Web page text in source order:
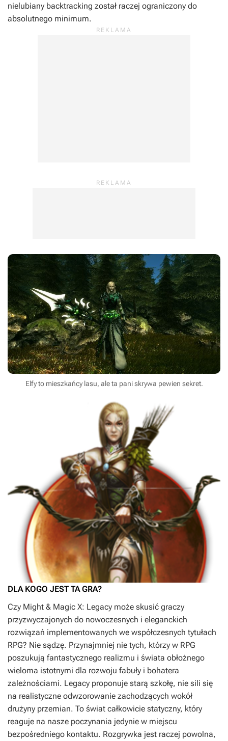
nielubiany backtracking został raczej ograniczony do
absolutnego minimum.
Elfy to mieszkańcy lasu, ale ta pani skrywa pewien sekret.
DLA KOGO JEST TA GRA?
Czy Might & Magic X: Legacy może skusić graczy
przyzwyczajonych do nowoczesnych i eleganckich
rozwiązań implementowanych we współczesnych tytułach
RPG? Nie sądzę. Przynajmniej nie tych, którzy w RPG
poszukują fantastycznego realizmu i świata obłożnego
wieloma istotnymi dla rozwoju fabuły i bohatera
zależnościami. Legacy proponuje starą szkołę, nie sili się
na realistyczne odwzorowanie zachodzących wokół
drużyny przemian. To świat całkowicie statyczny, który
reaguje na nasze poczynania jedynie w miejscu
bezpośredniego kontaktu. Rozgrywka jest raczej powolna,